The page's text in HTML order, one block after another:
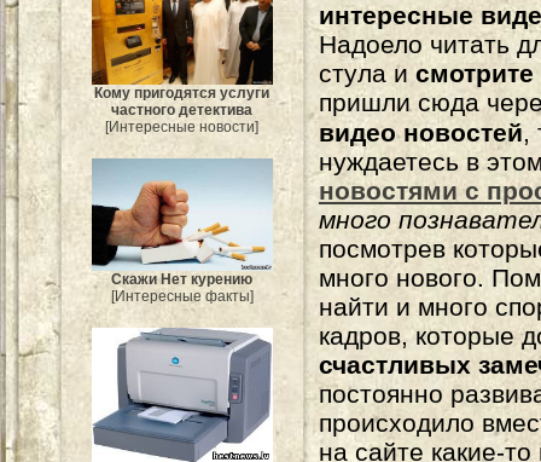
Кому пригодятся услуги
частного детектива
[Интересные новости]
Скажи Нет курению
[Интересные факты]
интересные
Надоело читать
стула и
пришли сюда
видео новостей,
нуждаетесь в
новостями с
много
посмотрев
много нового.
найти и много
кадров, которые
счастливых
постоянно
происходило
на сайте какие-